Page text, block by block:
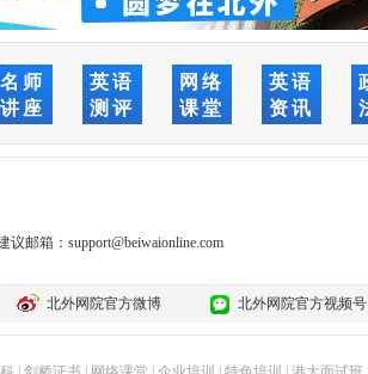
名师
讲座
英语
测评
网络
课堂
英语
资讯
邮箱： support@beiwaionline.com
北外网院官方微博 北外网院官方视频号